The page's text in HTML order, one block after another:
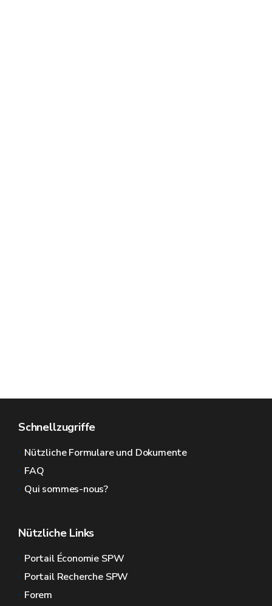
Schnellzugriffe
Nützliche Formulare und Dokumente
FAQ
Qui sommes-nous?
Nützliche Links
Portail Économie SPW
Portail Recherche SPW
Forem